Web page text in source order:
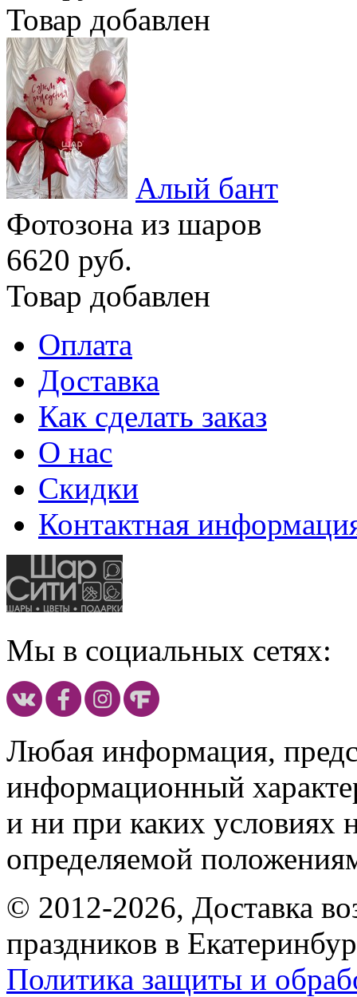
Товар добавлен
Алый бант
Фотозона из шаров
6620 руб.
Товар добавлен
Оплата
Доставка
Как сделать заказ
О нас
Скидки
Контактная
Мы в социальных сетях:
Любая информация,
информационный
и ни при каких условиях
определяемой
© 2012-2026, Доставка
праздников в
Политика защиты и